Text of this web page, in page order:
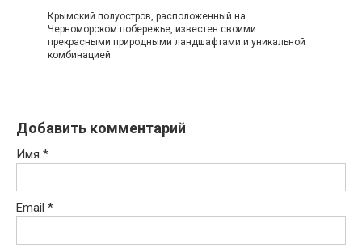
Крымский полуостров, расположенный на
Черноморском побережье, известен своими
прекрасными природными ландшафтами и уникальной
комбинацией
Добавить комментарий
Имя *
Email *